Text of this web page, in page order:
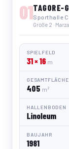
01TAGORE-
Sporthalle
Größe 2 ·
SPIELFELD
31 × 16 m
GESAMTFLÄCHE
405 m²
HALLENBODEN
Linoleum
BAUJAHR
1981